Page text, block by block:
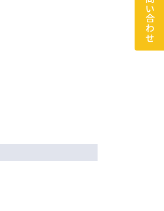
お問い合わせ